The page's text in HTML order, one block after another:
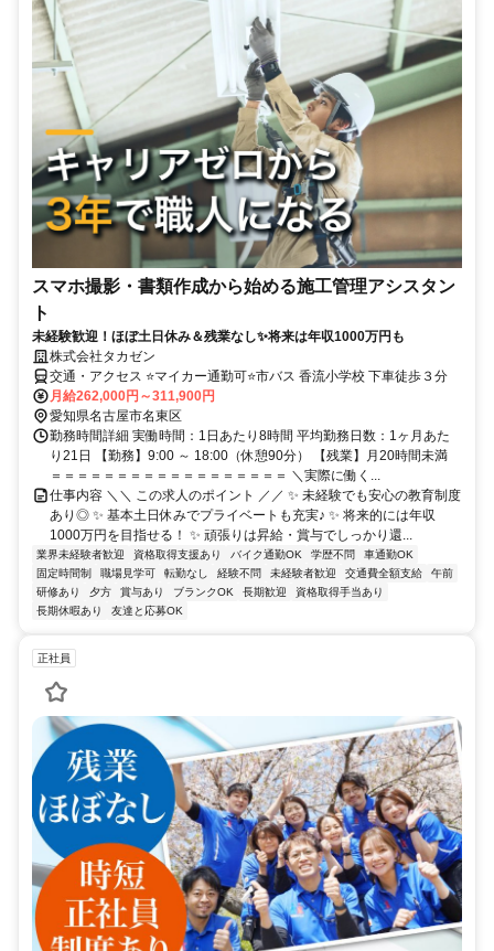
スマホ撮影・書類作成から始める施工管理アシスタン
ト
未経験歓迎！ほぼ土日休み＆残業なし✨将来は年収1000万円も
株式会社タカゼン
交通・アクセス ⭐マイカー通勤可⭐市バス 香流小学校 下車徒歩３分
月給262,000円～311,900円
愛知県名古屋市名東区
勤務時間詳細 実働時間：1日あたり8時間 平均勤務日数：1ヶ月あた
り21日 【勤務】9:00 ～ 18:00（休憩90分） 【残業】月20時間未満
＝＝＝＝＝＝＝＝＝＝＝＝＝＝＝＝＝＝ ＼実際に働く...
仕事内容 ＼＼ この求人のポイント ／／ ✨ 未経験でも安心の教育制度
あり◎ ✨ 基本土日休みでプライベートも充実♪ ✨ 将来的には年収
1000万円を目指せる！ ✨ 頑張りは昇給・賞与でしっかり還...
業界未経験者歓迎 資格取得支援あり バイク通勤OK 学歴不問
車通勤OK
固定時間制
職場見学可 転勤なし 経験不問 未経験者歓迎 交通費全額支給
午前
研修あり
夕方 賞与あり ブランクOK 長期歓迎
資格取得手当あり
長期休暇あり
友達と応募OK
正社員